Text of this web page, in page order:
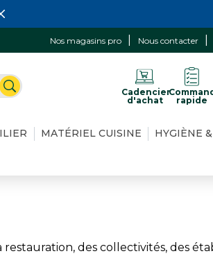
Nos magasins pro Nous contacter
Cadencier
d'achat
rapide
MATÉRIEL CUISINE HYGIÈNE
des collectivités, des